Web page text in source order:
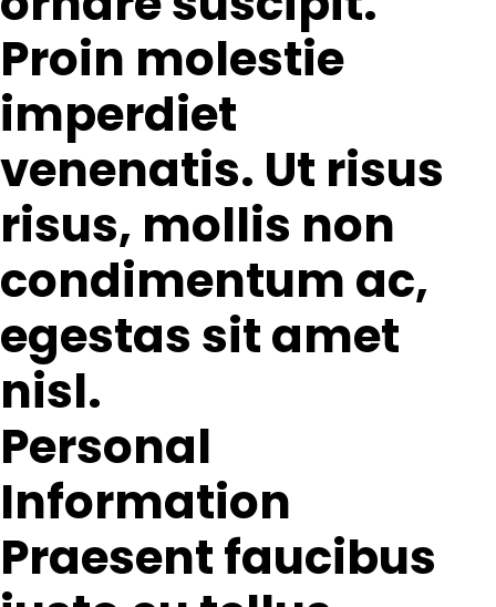
Proin molestie
imperdiet
venenatis. Ut risus
risus, mollis non
condimentum ac,
egestas sit amet
nisl.
Personal
Information
Praesent faucibus